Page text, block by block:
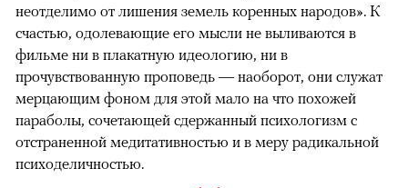
неотделимо от лишения земель коренных народов». К
счастью, одолевающие его мысли не выливаются в
фильме ни в плакатную идеологию, ни в
прочувствованную проповедь — наоборот, они служат
мерцающим фоном для этой мало на что похожей
параболы, сочетающей сдержанный психологизм с
отстраненной медитативностью и в меру радикальной
психоделичностью.